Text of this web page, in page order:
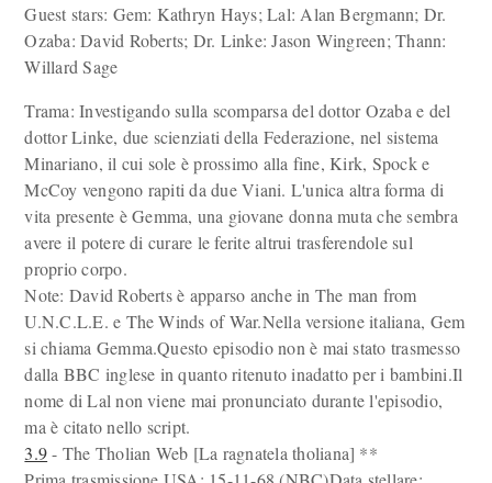
Guest stars: Gem: Kathryn Hays; Lal: Alan Bergmann; Dr.
Ozaba: David Roberts; Dr. Linke: Jason Wingreen; Thann:
Willard Sage
Trama: Investigando sulla scomparsa del dottor Ozaba e del
dottor Linke, due scienziati della Federazione, nel sistema
Minariano, il cui sole è prossimo alla fine, Kirk, Spock e
McCoy vengono rapiti da due Viani. L'unica altra forma di
vita presente è Gemma, una giovane donna muta che sembra
avere il potere di curare le ferite altrui trasferendole sul
proprio corpo.
Note: David Roberts è apparso anche in The man from
U.N.C.L.E. e The Winds of War.Nella versione italiana, Gem
si chiama Gemma.Questo episodio non è mai stato trasmesso
dalla BBC inglese in quanto ritenuto inadatto per i bambini.Il
nome di Lal non viene mai pronunciato durante l'episodio,
ma è citato nello script.
3.9- The Tholian Web [La ragnatela tholiana] **